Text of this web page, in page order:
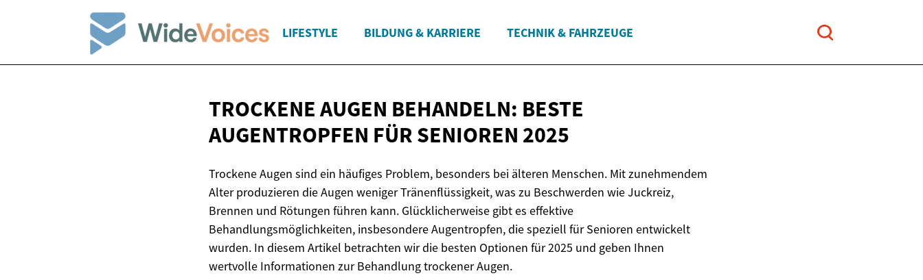
LIFESTYLE BILDUNG & KARRIERE TECHNIK & FAHRZEUGE
TROCKENE AUGEN BEHANDELN: BESTE
AUGENTROPFEN FÜR SENIOREN 2025
Trockene Augen sind ein häufiges Problem, besonders bei älteren Menschen. Mit zunehmendem
Alter produzieren die Augen weniger Tränenflüssigkeit, was zu Beschwerden wie Juckreiz,
Brennen und Rötungen führen kann. Glücklicherweise gibt es effektive
Behandlungsmöglichkeiten, insbesondere Augentropfen, die speziell für Senioren entwickelt
wurden. In diesem Artikel betrachten wir die besten Optionen für 2025 und geben Ihnen
wertvolle Informationen zur Behandlung trockener Augen.